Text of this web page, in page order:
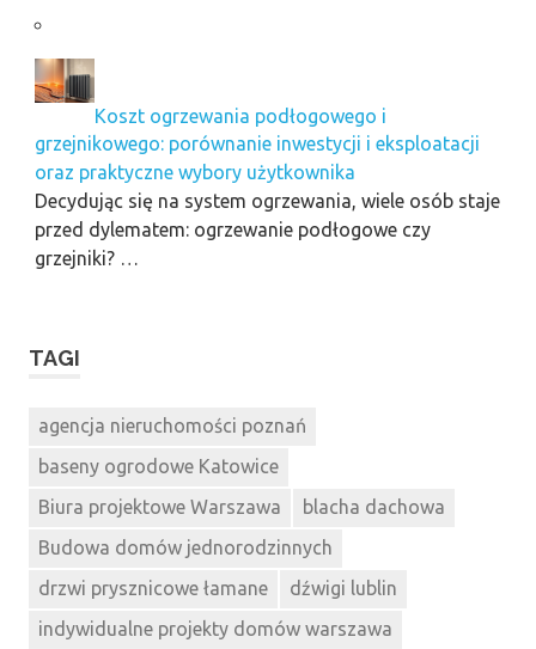
Koszt ogrzewania podłogowego i
grzejnikowego: porównanie inwestycji i eksploatacji
oraz praktyczne wybory użytkownika
Decydując się na system ogrzewania, wiele osób staje
przed dylematem: ogrzewanie podłogowe czy
grzejniki? …
TAGI
agencja nieruchomości poznań
baseny ogrodowe Katowice
Biura projektowe Warszawa
blacha dachowa
Budowa domów jednorodzinnych
drzwi prysznicowe łamane
dźwigi lublin
indywidualne projekty domów warszawa